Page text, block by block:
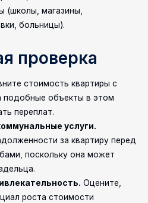
(школы, магазины,
больницы).
проверка
стоимость квартиры с
подобные объекты в этом
переплат.
услуги.
за квартиру перед
поскольку она может
Оцените,
роста стоимости